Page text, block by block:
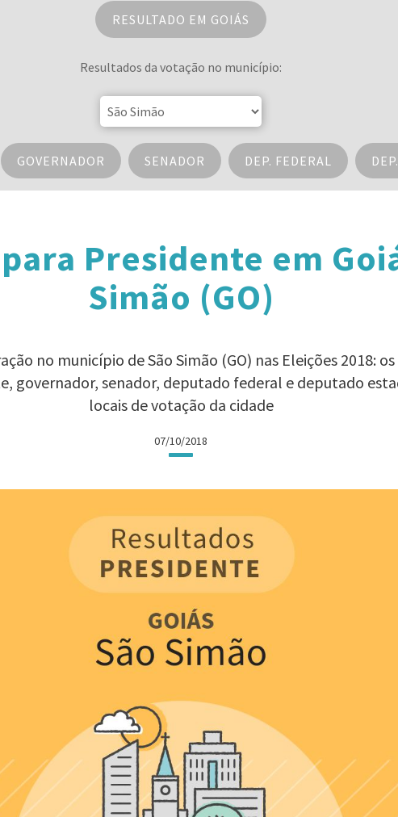
RESULTADO EM GOIÁS
Resultados da votação no município:
GOVERNADOR SENADOR DEP. FEDERAL
Presidente em
Simão (GO)
no município de São Simão (GO) nas Eleições 2018:
governador, senador, deputado federal e deputado
locais de votação da cidade
07/10/2018